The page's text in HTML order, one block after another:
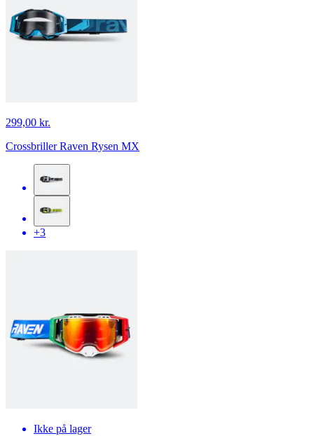
299,00 kr.
Crossbriller Raven Rysen MX
+3
Ikke på lager